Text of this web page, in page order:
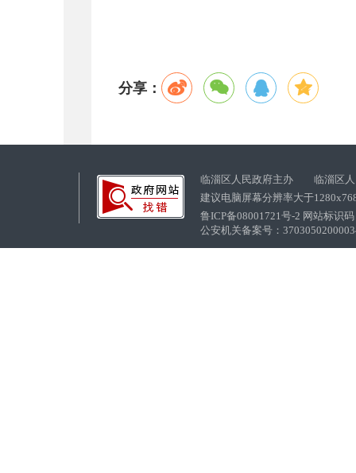
分享：
临淄区人民政府主办 临淄区人
建议电脑屏幕分辨率大于
鲁ICP备08001721号-2 网站标识
公安机关备案号：